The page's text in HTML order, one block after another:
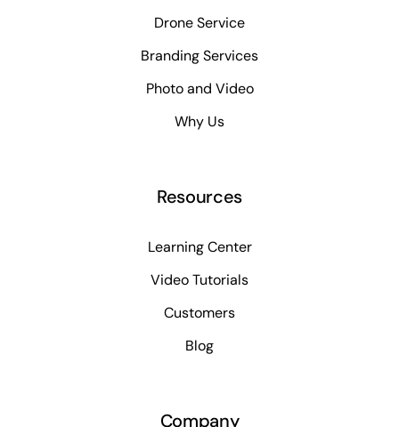
Drone Service
Branding Services
Photo and Video
Why Us
Resources
Learning Center
Video Tutorials
Customers
Blog
Company